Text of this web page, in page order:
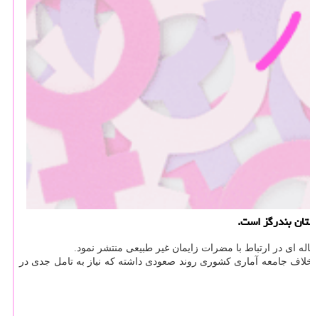
بندرگز است.
ای در ارتباط با مضرات زایمان غیر طبیعی منتشر نمود.
جامعه آماری كشوری روند صعودی داشته كه نیاز به تامل جدی در